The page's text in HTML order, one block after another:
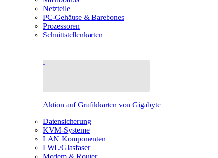
Netzteile
PC-Gehäuse & Barebones
Prozessoren
Schnittstellenkarten
Aktion auf Grafikkarten von Gigabyte
Datensicherung
KVM-Systeme
LAN-Komponenten
LWL/Glasfaser
Modem & Router